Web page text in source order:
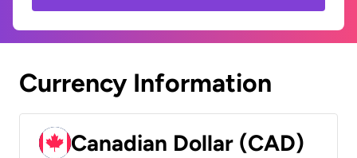
Currency Information
Canadian Dollar (CAD)